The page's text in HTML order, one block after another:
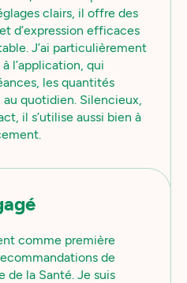
clairs, il offre des
d’expression efficaces
J’ai particulièrement
l’application, qui
les quantités
quotidien. Silencieux,
il s’utilise aussi bien à
comme première
de
de la Santé. Je suis